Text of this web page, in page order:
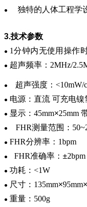
● 独特的人体工程学
3.技术参数
● 1分钟内无使用操作
● 超声频率： 2MHz/
● 超声强度： <10mW/
● 电源：直流 可充电镍
● 显示： 45mm×25mm
● FHR测量范围：
● FHR分辨率： 1bpm
● FHR准确率： ±2bpm
● 功耗： <1W
● 尺寸： 135mm×95mm×
● 重量： 500g